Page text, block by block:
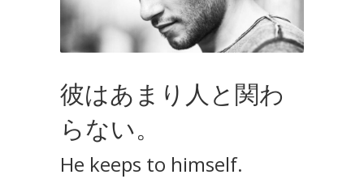
彼はあまり人と関わ
らない。
He keeps to himself.